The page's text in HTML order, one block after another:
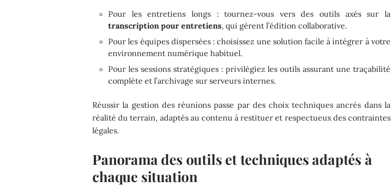
Pour les entretiens longs : tournez-vous vers des outils axés sur la
transcription pour entretiens, qui gèrent l’édition collaborative.
Pour les équipes dispersées : choisissez une solution facile à intégrer à votre
environnement numérique habituel.
Pour les sessions stratégiques : privilégiez les outils assurant une traçabilité
complète et l’archivage sur serveurs internes.
Réussir la gestion des réunions passe par des choix techniques ancrés dans la
réalité du terrain, adaptés au contenu à restituer et respectueux des contraintes
légales.
Panorama des outils et techniques adaptés à
chaque situation